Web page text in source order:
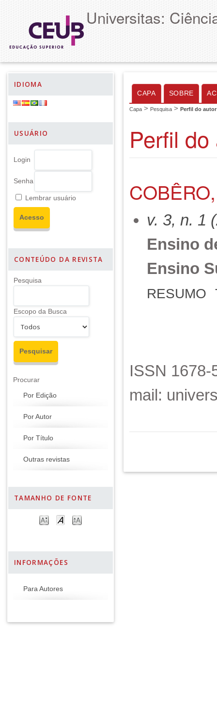
Universitas:
IDIOMA
USUÁRIO
Login
Senha
Lembrar usuário
CONTEÚDO DA REVISTA
Pesquisa
Escopo da Busca
Procurar
Por Edição
Por Autor
Por Título
Outras revistas
TAMANHO DE FONTE
INFORMAÇÕES
Para Autores
CAPA SOBRE
Capa > Pesquisa > Perfil do autor
Perfil
v. 3, n. 1
Ensino
Ensino
RESUMO
ISSN
mail: